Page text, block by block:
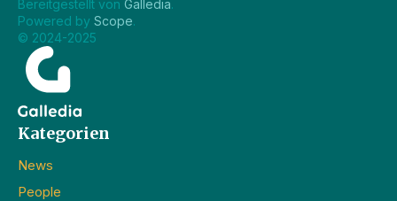
Bereitgestellt von Galledia.
Powered by Scope.
© 2024-2025
Kategorien
News
People